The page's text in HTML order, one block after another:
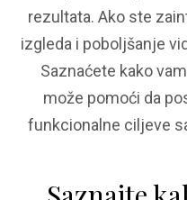
rezultata. Ako ste
izgleda i poboljšanje
Saznaćete kako
može pomoći da
funkcionalne ciljeve